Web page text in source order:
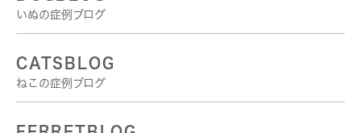
いぬの症例ブログ
CATSBLOG
ねこの症例ブログ